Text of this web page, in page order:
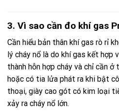
3. Vì sao cần đo khí gas
Cần hiểu bản thân khí gas rò rỉ
lý cháy nổ là do khí gas kết hợp
thành hỗn hợp cháy và chỉ cần
hoặc có tia lửa phát ra khi bật
thoại, giày cao gót có kim loại
xảy ra cháy nổ lớn.